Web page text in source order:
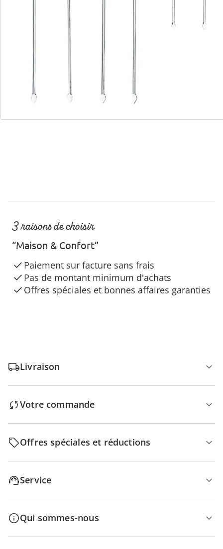
S’abonner à la newsletter
Nous sommes là pour vous
3 raisons de choisir
“Maison & Confort”
Paiement sur facture sans frais
Pas de montant minimum d'achats
Offres spéciales et bonnes affaires garanties
Livraison
Votre commande
Offres spéciales et réductions
Service
Qui sommes-nous